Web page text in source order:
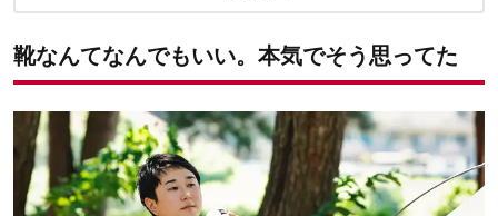
5.街履きもいけるデザインだから出番多し
靴なんてなんでもいい。本気でそう思ってた